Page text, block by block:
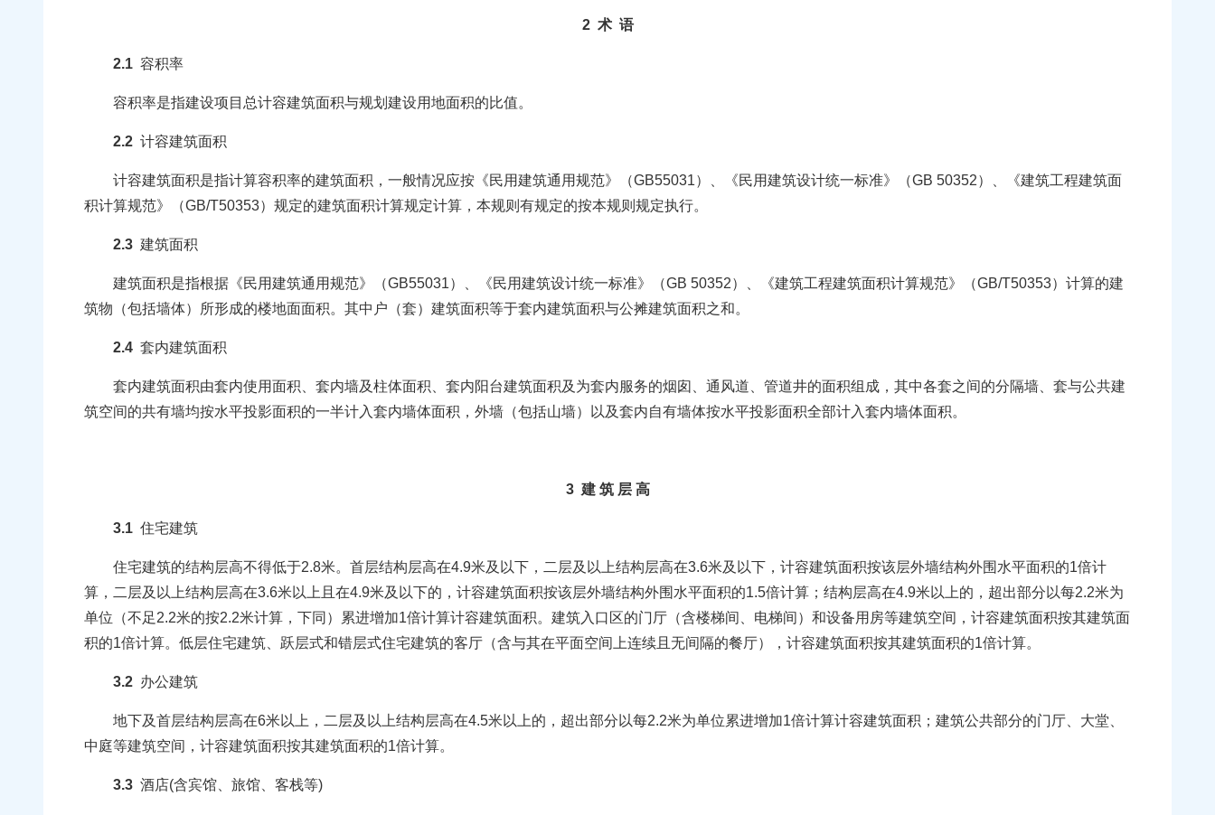
2 术 语
2.1 容积率
容积率是指建设项目总计容建筑面积与规划建设用地面积的比值。
2.2 计容建筑面积
计容建筑面积是指计算容积率的建筑面积，一般情况应按《民用建筑通用规范》（GB55031）、《民用建筑设计统一标准》（GB 50352）、《建筑工程建筑面
积计算规范》（GB/T50353）规定的建筑面积计算规定计算，本规则有规定的按本规则规定执行。
2.3 建筑面积
建筑面积是指根据《民用建筑通用规范》（GB55031）、《民用建筑设计统一标准》（GB 50352）、《建筑工程建筑面积计算规范》（GB/T50353）计算的建
筑物（包括墙体）所形成的楼地面面积。其中户（套）建筑面积等于套内建筑面积与公摊建筑面积之和。
2.4 套内建筑面积
套内建筑面积由套内使用面积、套内墙及柱体面积、套内阳台建筑面积及为套内服务的烟囱、通风道、管道井的面积组成，其中各套之间的分隔墙、套与公共建
筑空间的共有墙均按水平投影面积的一半计入套内墙体面积，外墙（包括山墙）以及套内自有墙体按水平投影面积全部计入套内墙体面积。
3 建 筑 层 高
3.1 住宅建筑
住宅建筑的结构层高不得低于2.8米。首层结构层高在4.9米及以下，二层及以上结构层高在3.6米及以下，计容建筑面积按该层外墙结构外围水平面积的1倍计
算，二层及以上结构层高在3.6米以上且在4.9米及以下的，计容建筑面积按该层外墙结构外围水平面积的1.5倍计算；结构层高在4.9米以上的，超出部分以每2.2米为
单位（不足2.2米的按2.2米计算，下同）累进增加1倍计算计容建筑面积。建筑入口区的门厅（含楼梯间、电梯间）和设备用房等建筑空间，计容建筑面积按其建筑面
积的1倍计算。低层住宅建筑、跃层式和错层式住宅建筑的客厅（含与其在平面空间上连续且无间隔的餐厅），计容建筑面积按其建筑面积的1倍计算。
3.2 办公建筑
地下及首层结构层高在6米以上，二层及以上结构层高在4.5米以上的，超出部分以每2.2米为单位累进增加1倍计算计容建筑面积；建筑公共部分的门厅、大堂、
中庭等建筑空间，计容建筑面积按其建筑面积的1倍计算。
3.3 酒店(含宾馆、旅馆、客栈等)